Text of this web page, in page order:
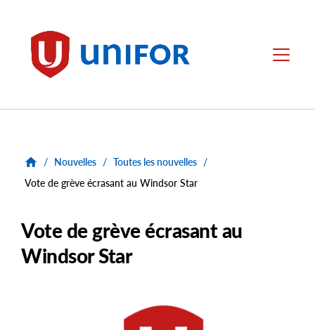
Unifor Menu
/ Nouvelles / Toutes les nouvelles /
Vote de grève écrasant au Windsor Star
Vote de grève écrasant au
Windsor Star